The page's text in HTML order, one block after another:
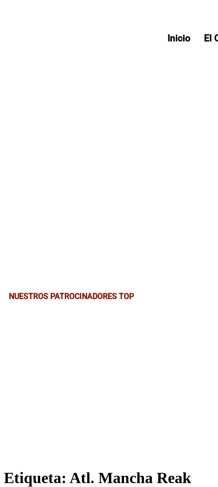
Inicio El
NUESTROS PATROCINADORES TOP
Etiqueta: Atl. Mancha Reak